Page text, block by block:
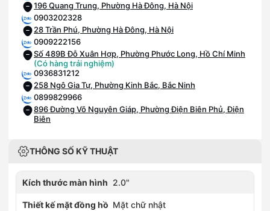
196 Quang Trung, Phường Hà Đông, Hà Nội
0903202328
28 Trần Phú, Phường Hà Đông, Hà Nội
0909222156
Số 489B Đỗ Xuân Hợp, Phường Phước Long, Hồ Chí Minh
(Có hàng trải nghiệm)
0936831212
258 Ngô Gia Tự, Phường Kinh Bắc, Bắc Ninh
0899829966
896 Đường Võ Nguyên Giáp, Phường Điện Biên Phủ, Điện
Biên
THÔNG SỐ KỸ THUẬT
Kích thước màn hình 2.0"
Thiết kế mặt đồng hồ Mặt chữ nhật